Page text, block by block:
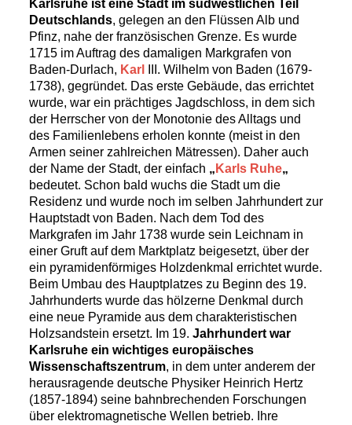
Karlsruhe ist eine Stadt im südwestlichen Teil
Deutschlands, gelegen an den Flüssen Alb und
Pfinz, nahe der französischen Grenze. Es wurde
1715 im Auftrag des damaligen Markgrafen von
Baden-Durlach, Karl
III. Wilhelm von Baden (1679-
1738), gegründet. Das erste Gebäude, das errichtet
wurde, war ein prächtiges Jagdschloss, in dem sich
der Herrscher von der Monotonie des Alltags und
des Familienlebens erholen konnte (meist in den
Armen seiner zahlreichen Mätressen). Daher auch
der Name der Stadt, der einfach „ Karls Ruhe„
bedeutet. Schon bald wuchs die Stadt um die
Residenz und wurde noch im selben Jahrhundert zur
Hauptstadt von Baden. Nach dem Tod des
Markgrafen im Jahr 1738 wurde sein Leichnam in
einer Gruft auf dem Marktplatz beigesetzt, über der
ein pyramidenförmiges Holzdenkmal errichtet wurde.
Beim Umbau des Hauptplatzes zu Beginn des 19.
Jahrhunderts wurde das hölzerne Denkmal durch
eine neue Pyramide aus dem charakteristischen
Holzsandstein ersetzt. Im 19. Jahrhundert war
Karlsruhe ein wichtiges europäisches
Wissenschaftszentrum, in dem unter anderem der
herausragende deutsche Physiker Heinrich Hertz
(1857-1894) seine bahnbrechenden Forschungen
über elektromagnetische Wellen betrieb. Ihre